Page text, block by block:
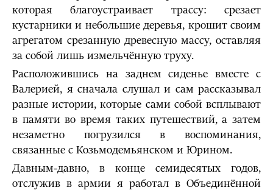
которая благоустраивает трассу: срезает
кустарники и небольшие деревья, крошит своим
агрегатом срезанную древесную массу, оставляя
за собой лишь измельчённую труху.
Расположившись на заднем сиденье вместе с
Валерией, я сначала слушал и сам рассказывал
разные истории, которые сами собой всплывают
в памяти во время таких путешествий, а затем
незаметно погрузился в воспоминания,
связанные с Козьмодемьянском и Юрином.
Давным-давно, в конце семидесятых годов,
отслужив в армии я работал в Объединённой